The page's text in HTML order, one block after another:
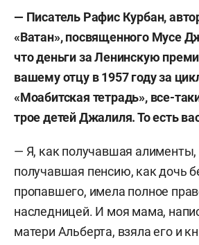
— Писатель Рафис Курбан,
«Ватан», посвященного Мусе
что деньги за Ленинскую
вашему отцу в 1957 году за
«Моабитская тетрадь», все-
трое детей Джалиля. То есть
— Я, как получавшая алименты,
получавшая пенсию, как дочь
пропавшего, имела полное
наследницей. И моя мама,
матери Альберта, взяла его и